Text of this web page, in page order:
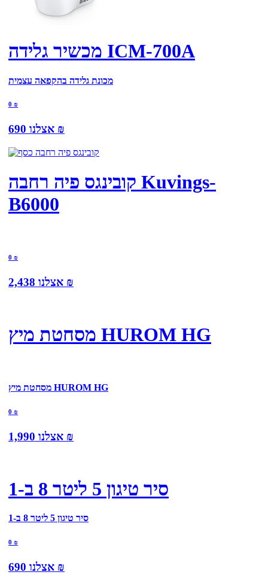
מכשיר גלידה ICM-700A
מכונת גלידה בהקפאה עצמית
0 ₪
אצלנו 690 ₪
קובינגס פיה רחבה Kuvings-
B6000
0 ₪
אצלנו 2,438 ₪
מסחטת מיץ HUROM HG
מסחטת מיץ HUROM HG
0 ₪
אצלנו 1,990 ₪
סיר טיגון 5 ליטר 8 ב-1
סיר טיגון 5 ליטר 8 ב-1
0 ₪
אצלנו 690 ₪